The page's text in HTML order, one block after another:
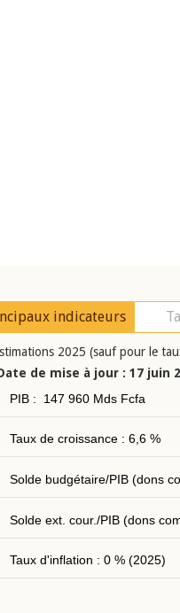
indicateurs
2025 (sauf pour le
de mise à jour : 17 juin
PIB : 147 960 Mds Fcfa
Taux de croissance : 6,6 %
Solde budgétaire/PIB (dons
Solde ext. cour./PIB (dons
Taux d'inflation : 0 % (2025)